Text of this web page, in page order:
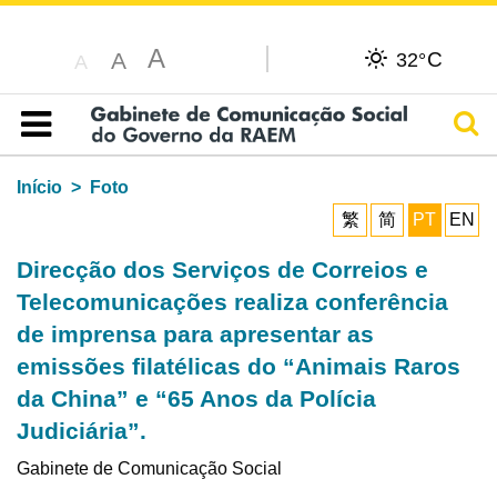
A A A 32°C
Índice
Início
Foto
繁
简 PT EN
Direcção dos Serviços de Correios e
Telecomunicações realiza conferência
de imprensa para apresentar as
emissões filatélicas do “Animais Raros
da China” e “65 Anos da Polícia
Judiciária”.
Gabinete de Comunicação Social